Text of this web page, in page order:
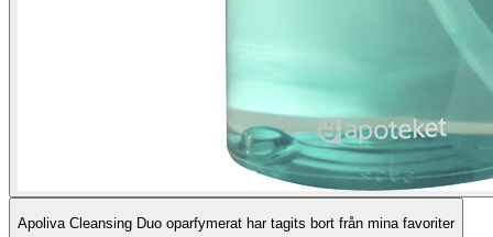
Apoliva Cleansing Duo oparfymerat har tagits bort från mina favoriter